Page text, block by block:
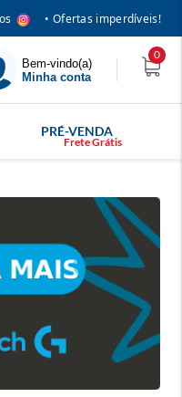
• Ofertas imperdíveis!
Bem-vindo(a)
Minha conta
0
PRÉ-VENDA